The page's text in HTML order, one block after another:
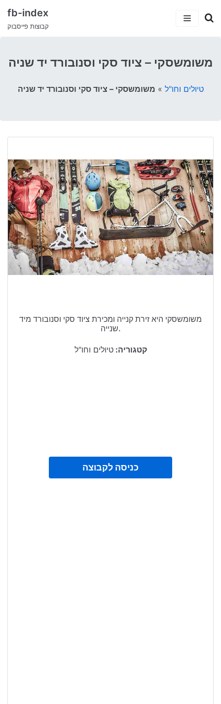
fb-index
קבוצות פייסבוק
5 קבוצות פייסבוק שיעזרו לך למצוא עבודה
קבוצות הפייסבוק המצחיקות בישראל
ישראלים בחו”ל
דרושים ועבודות
סאבלט
הייטק
סטודנטים
טיולים בישראל
וידויים
דירות ונדל”ן
עמוד הבית
משומשסקי – ציוד סקי וסנובורד יד שניה
טיולים וחו"ל » משומשסקי – ציוד סקי וסנובורד יד שניה
משומשסקי היא זירת קנייה ומכירת ציוד סקי וסנובורד מיד
שנייה.
קטגוריה:טיולים וחו"ל
כניסה לקבוצה